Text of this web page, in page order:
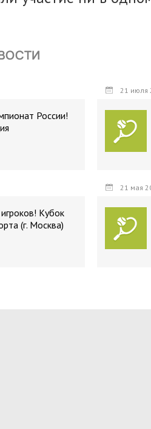
России!
21 июля
Кубок
(г. Москва)
21 мая